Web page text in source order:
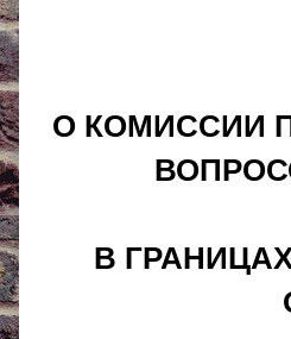
О КОМИССИИ
В